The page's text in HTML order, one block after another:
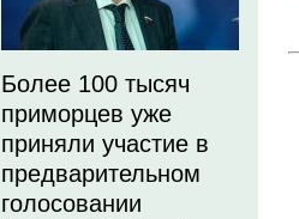
Более 100 тысяч
приморцев уже
приняли участие в
предварительном
голосовании